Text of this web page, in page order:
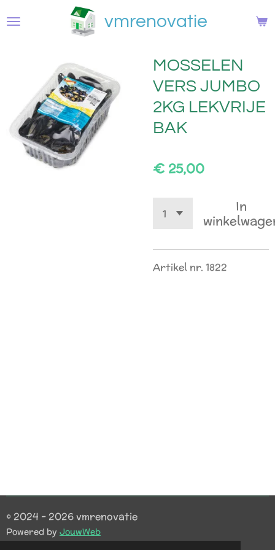
direct
hoofdinhoud
vmrenovatie
MOSSELEN
VERS JUMBO
2KG LEKVRIJE
BAK
€ 25,00
In
Artikel nr. 1822
© 2024 - 2026 vmrenovatie
Powered by JouwWeb